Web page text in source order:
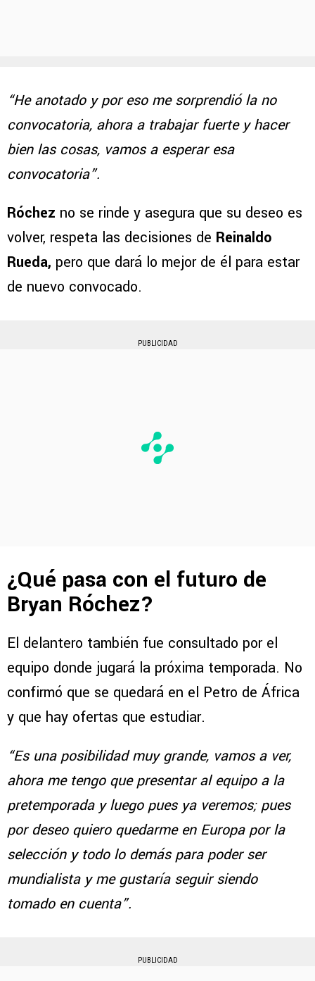
“He anotado y por eso me sorprendió la no
convocatoria, ahora a trabajar fuerte y hacer
bien las cosas, vamos a esperar esa
convocatoria”.
Róchez no se rinde y asegura que su deseo es
volver, respeta las decisiones de Reinaldo
Rueda, pero que dará lo mejor de él para estar
de nuevo convocado.
PUBLICIDAD
¿Qué pasa con el futuro de
Bryan Róchez?
El delantero también fue consultado por el
equipo donde jugará la próxima temporada. No
confirmó que se quedará en el Petro de África
y que hay ofertas que estudiar.
“Es una posibilidad muy grande, vamos a ver,
ahora me tengo que presentar al equipo a la
pretemporada y luego pues ya veremos; pues
por deseo quiero quedarme en Europa por la
selección y todo lo demás para poder ser
mundialista y me gustaría seguir siendo
tomado en cuenta”.
PUBLICIDAD